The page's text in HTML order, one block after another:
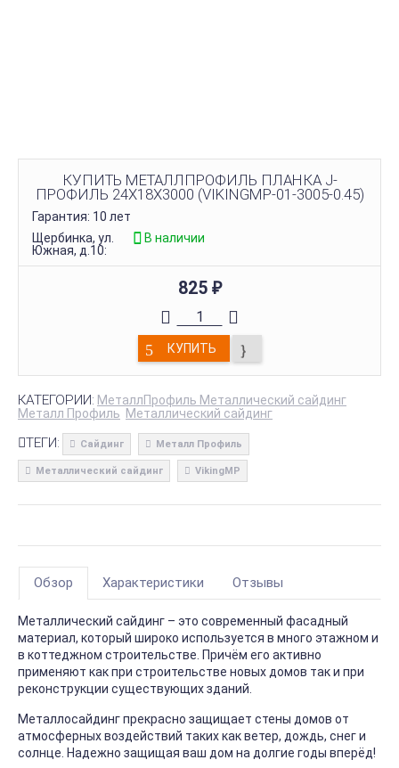
КУПИТЬ МЕТАЛЛПРОФИЛЬ ПЛАНКА J-
ПРОФИЛЬ 24Х18Х3000 (VIKINGMP-01-3005-0.45)
Гарантия: 10 лет
Щербинка, ул.
Южная, д.10:
В наличии
825 ₽
КУПИТЬ
КАТЕГОРИИ: МеталлПрофиль Металлический сайдинг
Металл Профиль Металлический сайдинг
ТЕГИ: Сайдинг Металл Профиль
Металлический сайдинг VikingMP
Обзор Характеристики Отзывы
Металлический сайдинг – это современный фасадный
материал, который широко используется в много этажном и
в коттеджном строительстве. Причём его активно
применяют как при строительстве новых домов так и при
реконструкции существующих зданий.
Металлосайдинг прекрасно защищает стены домов от
атмосферных воздействий таких как ветер, дождь, снег и
солнце. Надежно защищая ваш дом на долгие годы вперёд!